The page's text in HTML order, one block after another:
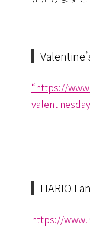
“https://
HARIO
https://